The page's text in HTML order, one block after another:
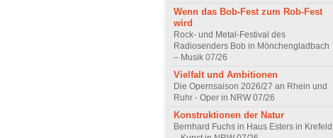
Wenn das Bob-Fest zum Rob-Fest
wird
Rock- und Metal-Festival des
Radiosenders Bob in Mönchengladbach
– Musik 07/26
Vielfalt und Ambitionen
Die Opernsaison 2026/27 an Rhein und
Ruhr - Oper in NRW 07/26
Konstruktionen der Natur
Bernhard Fuchs in Haus Esters in Krefeld